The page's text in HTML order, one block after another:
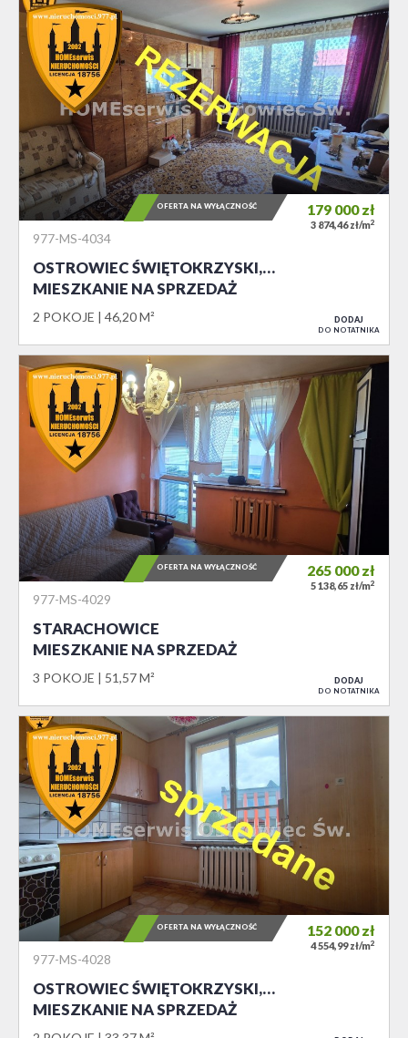
977-MS-4034
OSTROWIEC ŚWIĘTOKRZYSKI,…
MIESZKANIE NA SPRZEDAŻ
2 POKOJE 46,20 M²
179 000zł
3 874,46 zł/m2
OFERTA NA WYŁĄCZNOŚĆ
DODAJ
DO NOTATNIKA
977-MS-4029
STARACHOWICE
MIESZKANIE NA SPRZEDAŻ
3 POKOJE 51,57 M²
265 000zł
5 138,65 zł/m2
OFERTA NA WYŁĄCZNOŚĆ
DODAJ
DO NOTATNIKA
977-MS-4028
OSTROWIEC ŚWIĘTOKRZYSKI,…
MIESZKANIE NA SPRZEDAŻ
152 000zł
4 554,99 zł/m2
OFERTA NA WYŁĄCZNOŚĆ